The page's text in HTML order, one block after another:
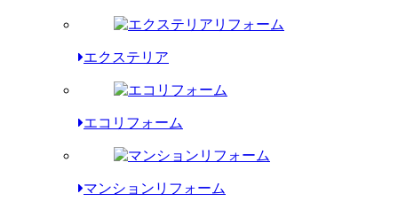
エクステリア
エコリフォーム
マンションリフォーム